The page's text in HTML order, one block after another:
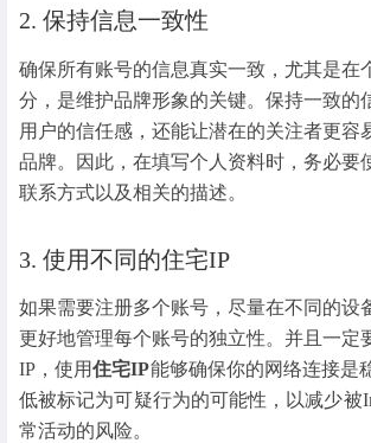
2. 保持信息一致性
确保所有账号的信息真实一致，尤其是在
分，是维护品牌形象的关键。保持一致的
用户的信任感，还能让潜在的关注者更容
品牌。因此，在填写个人资料时，务必要
联系方式以及相关的描述。
3. 使用不同的住宅IP
如果需要注册多个账号，尽量在不同的设
更好地管理每个账号的独立性。并且一定
IP，使用住宅IP能够确保你的网络连接是
低被标记为可疑行为的可能性，以减少被
常活动的风险。